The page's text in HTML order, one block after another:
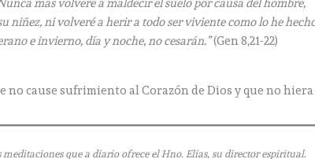
más volveré a maldecir el suelo por causa del hombre,
niñez, ni volveré a herir a todo ser viviente como lo he
e invierno, día y noche, no cesarán.”(Gen 8,21-22)
no cause sufrimiento al Corazón de Dios y que no hiera
que a diario ofrece el Hno. Elías, su director espiritual.